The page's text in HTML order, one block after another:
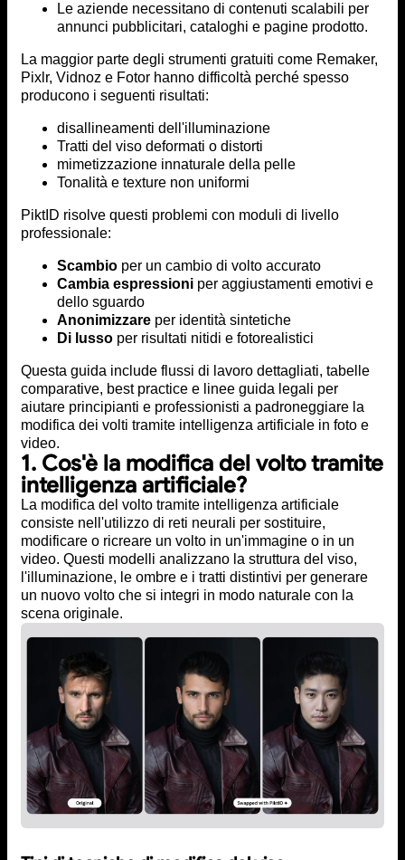
Le aziende necessitano di contenuti scalabili per
annunci pubblicitari, cataloghi e pagine prodotto.
La maggior parte degli strumenti gratuiti come Remaker,
Pixlr, Vidnoz e Fotor hanno difficoltà perché spesso
producono i seguenti risultati:
disallineamenti dell'illuminazione
Tratti del viso deformati o distorti
mimetizzazione innaturale della pelle
Tonalità e texture non uniformi
PiktID risolve questi problemi con moduli di livello
professionale:
Scambio per un cambio di volto accurato
Cambia espressioni per aggiustamenti emotivi e
dello sguardo
Anonimizzare per identità sintetiche
Di lusso per risultati nitidi e fotorealistici
Questa guida include flussi di lavoro dettagliati, tabelle
comparative, best practice e linee guida legali per
aiutare principianti e professionisti a padroneggiare la
modifica dei volti tramite intelligenza artificiale in foto e
video.
1. Cos'è la modifica del volto tramite
intelligenza artificiale?
La modifica del volto tramite intelligenza artificiale
consiste nell'utilizzo di reti neurali per sostituire,
modificare o ricreare un volto in un'immagine o in un
video. Questi modelli analizzano la struttura del viso,
l'illuminazione, le ombre e i tratti distintivi per generare
un nuovo volto che si integri in modo naturale con la
scena originale.